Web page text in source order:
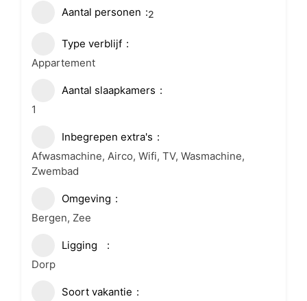
Aantal personen 2
Type verblijf
Appartement
Aantal slaapkamers
1
Inbegrepen extra's
Afwasmachine, Airco, Wifi, TV, Wasmachine,
Zwembad
Omgeving
Bergen, Zee
Ligging
Dorp
Soort vakantie